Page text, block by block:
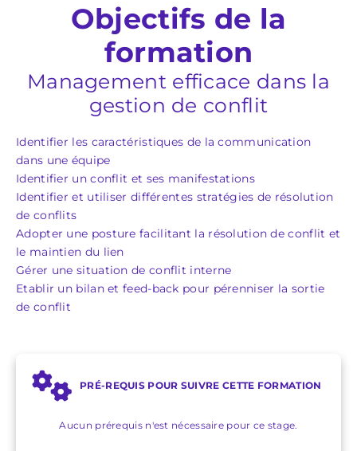
Objectifs de la
formation
Management efficace dans la
gestion de conflit
Identifier les caractéristiques de la communication
dans une équipe
Identifier un conflit et ses manifestations
Identifier et utiliser différentes stratégies de résolution
de conflits
Adopter une posture facilitant la résolution de conflit et
le maintien du lien
Gérer une situation de conflit interne
Etablir un bilan et feed-back pour pérenniser la sortie
de conflit
PRÉ-REQUIS POUR SUIVRE CETTE FORMATION
Aucun prérequis n'est nécessaire pour ce stage.